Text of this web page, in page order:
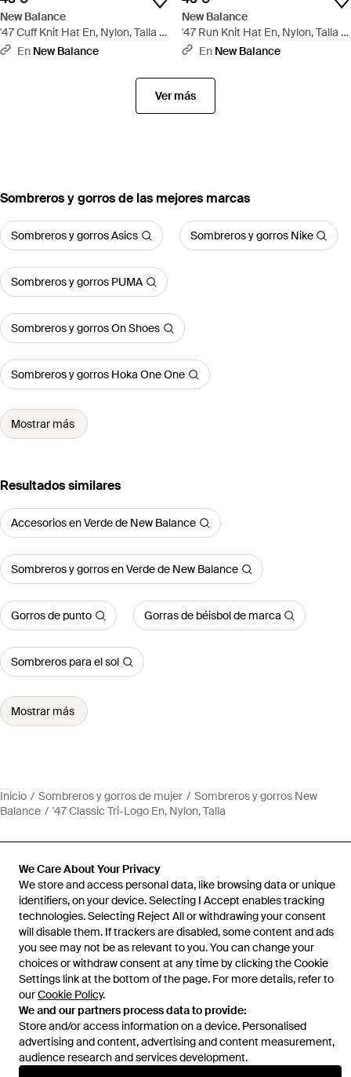
We Care About Your Privacy
We store and access personal data, like browsing data or unique
identifiers, on your device. Selecting I Accept enables tracking
technologies. Selecting Reject All or withdrawing your consent
will disable them. If trackers are disabled, some content and ads
you see may not be as relevant to you. You can change your
choices or withdraw consent at any time by clicking the Cookie
Settings link at the bottom of the page. For more details, refer to
ourCookie Policy.
We and our partners process data to provide:
Store and/or access information on a device. Personalised
advertising and content, advertising and content measurement,
audience research and services development.
New Balance
'47 Cuff Knit Hat En, Nylon, Talla -
Negro
En New Balance
New Balance
'47 Run Knit Hat En, Nylon, Talla -
GrisEn New Balance
Ver más
Sombreros y gorros de las mejores marcas
Sombreros y gorros Asics Sombreros y gorros Nike
Sombreros y gorros PUMA
Sombreros y gorros On Shoes
Sombreros y gorros Hoka One One
Mostrar más
Resultados similares
Accesorios en Verde de New Balance
Sombreros y gorros en Verde de New Balance
Gorros de punto Gorras de béisbol de marca
Sombreros para el sol
Mostrar más
Inicio Sombreros y gorros de mujer
Sombreros y gorros New
Balance
'47 Classic Tri-Logo En, Nylon, Talla
Ayuda e información